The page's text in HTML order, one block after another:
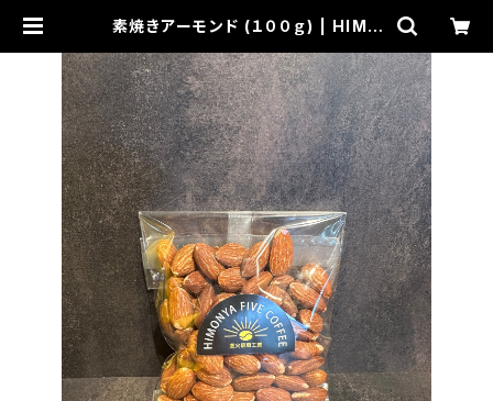
素焼きアーモンド (１００ｇ) | HIMO